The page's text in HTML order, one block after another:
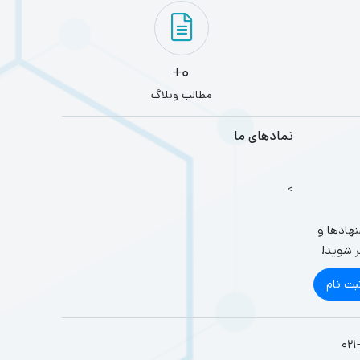
0+
مطالب وبلاگ
و
شوید!
نام
نمادهای ما
>